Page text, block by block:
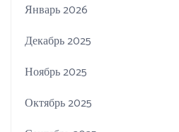
Январь 2026
Декабрь 2025
Ноябрь 2025
Октябрь 2025